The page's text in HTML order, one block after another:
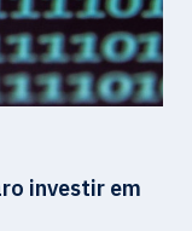
investir em